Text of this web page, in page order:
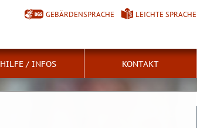
GEBÄRDENSPRACHE LEICHTE SPRACHE
HILFE / INFOS KONTAKT